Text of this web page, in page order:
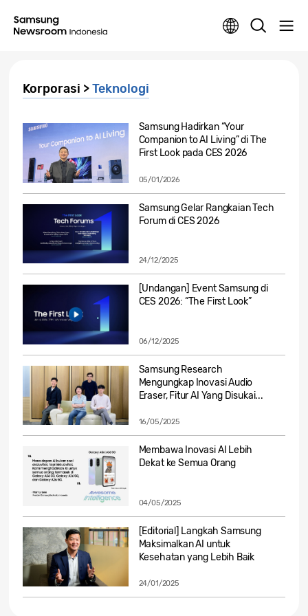
Korporasi >Teknologi
Samsung Hadirkan “Your
Companion to AI Living” di The
First Look pada CES 2026
05/01/2026
Samsung Gelar Rangkaian Tech
Forum di CES 2026
24/12/2025
[Undangan] Event Samsung di
CES 2026: “The First Look”
06/12/2025
Samsung Research
Mengungkap Inovasi Audio
Eraser, Fitur AI Yang Disukai...
16/05/2025
Membawa Inovasi AI Lebih
Dekat ke Semua Orang
04/05/2025
[Editorial] Langkah Samsung
Maksimalkan AI untuk
Kesehatan yang Lebih Baik
24/01/2025